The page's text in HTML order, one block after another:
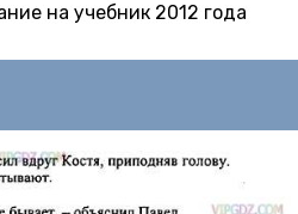
на учебник 2012 года